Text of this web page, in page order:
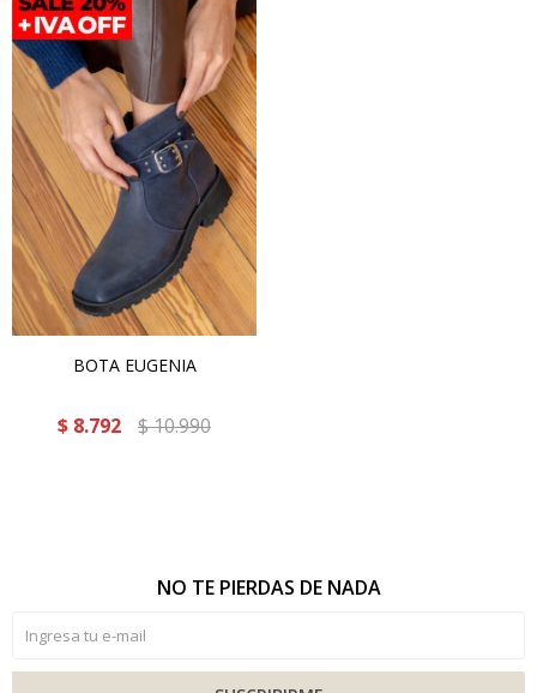
BOTA EUGENIA
$ 8.792 $10.990
NO TE PIERDAS DE NADA